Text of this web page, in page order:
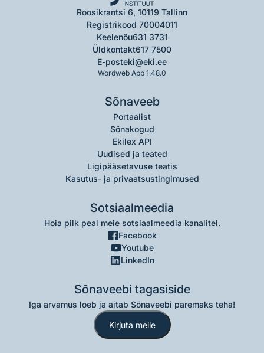
Roosikrantsi 6, 10119 Tallinn
Registrikood 70004011
Keelenõu631 3731
Üldkontakt617 7500
E-posteki@eki.ee
Wordweb App 1.48.0
Sõnaveeb
Portaalist
Sõnakogud
Ekilex API
Uudised ja teated
Ligipääsetavuse teatis
Kasutus- ja privaatsustingimused
Sotsiaalmeedia
Hoia pilk peal meie sotsiaalmeedia kanalitel.
Facebook
Youtube
LinkedIn
Sõnaveebi tagasiside
Iga arvamus loeb ja aitab Sõnaveebi paremaks teha!
Kirjuta meile